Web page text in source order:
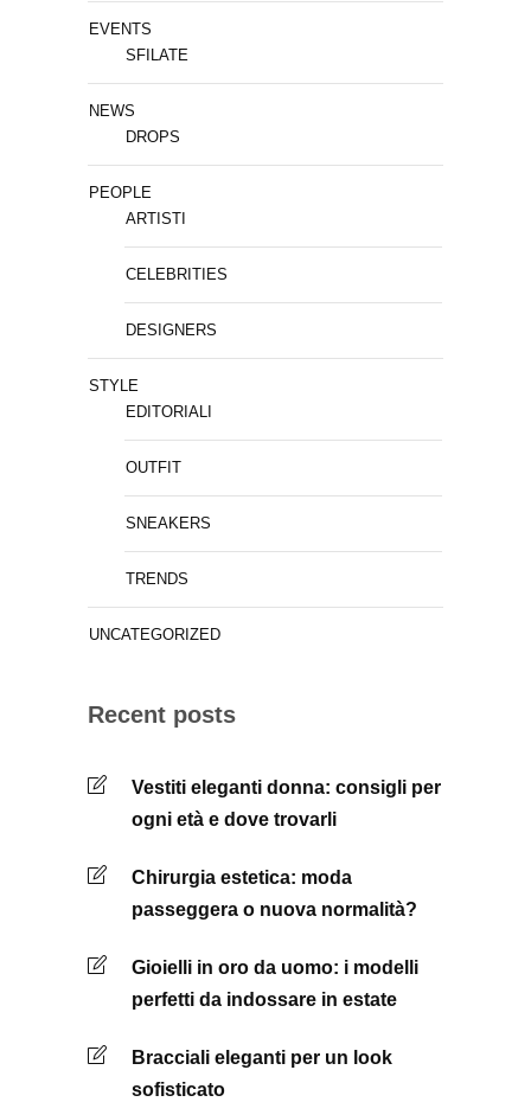
EVENTS
SFILATE
NEWS
DROPS
PEOPLE
ARTISTI
CELEBRITIES
DESIGNERS
STYLE
EDITORIALI
OUTFIT
SNEAKERS
TRENDS
UNCATEGORIZED
Recent posts
Vestiti eleganti donna: consigli per
ogni età e dove trovarli
Chirurgia estetica: moda
passeggera o nuova normalità?
Gioielli in oro da uomo: i modelli
perfetti da indossare in estate
Bracciali eleganti per un look
sofisticato